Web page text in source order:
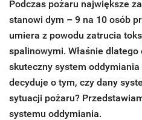
Podczas pożaru największe
stanowi dym – 9 na 10 osób
umiera z powodu zatrucia
spalinowymi. Właśnie
skuteczny system
decyduje o tym, czy dany
sytuacji pożaru?
systemu oddymiania.